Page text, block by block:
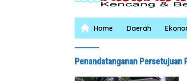
Home Daerah
Penandatanganan Persetujuan